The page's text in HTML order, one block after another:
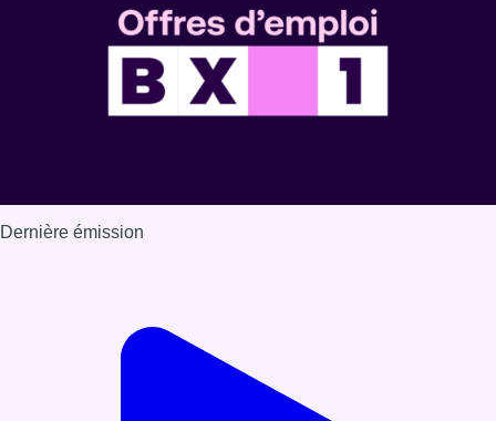
Dernière émission